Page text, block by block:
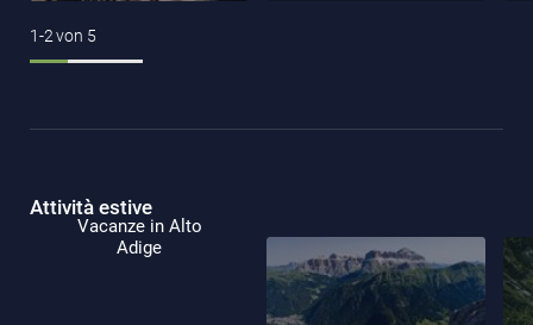
1-2von 5
Attività estive
Vacanze in Alto
Adige